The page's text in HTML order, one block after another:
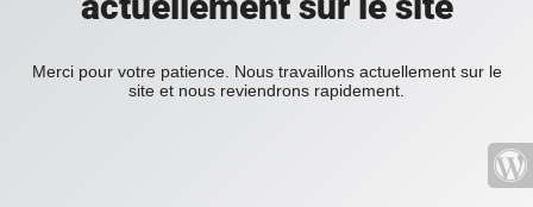
Merci pour votre patience. Nous travaillons actuellement sur le
site et nous reviendrons rapidement.